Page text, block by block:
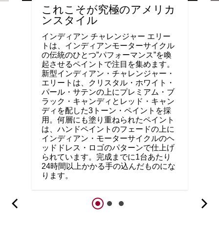
これこそが究極のアメリカ
ンスタイル
インディアン チャレンジャー エリー
トは、インディアンモーターサイクル
の伝統のひとつ”パフォーマンス”を喚
起させるペイントで注目を集めます。
新型インディアン・チャレンジャー・
エリートは、クリスタル・ホワイト・
パール・サテンの上にプレミアム・ブ
ラック・キャンディとレッド・キャン
ディを配した3トーン・ペイントを採
用。何層にも塗り重ねられたペイント
は、ハンドペイントのフェードの上に
インディアン・モーターサイクルのヘ
ッドドレス・ロゴのパターンで仕上げ
られています。完成までに1台あたり
24時間以上かかる手の込んだものにな
ります。